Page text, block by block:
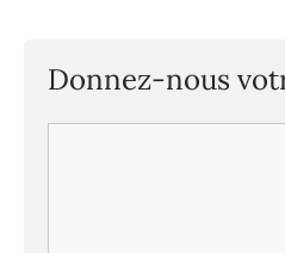
Donnez-nous